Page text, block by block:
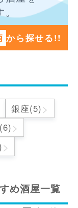
から探せる!!
銀座(5) >
>
>
め酒屋一覧